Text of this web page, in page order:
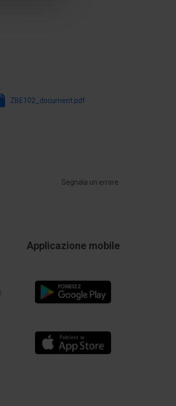
ZBE102_document.pdf
Segnala un errore
Applicazione mobile